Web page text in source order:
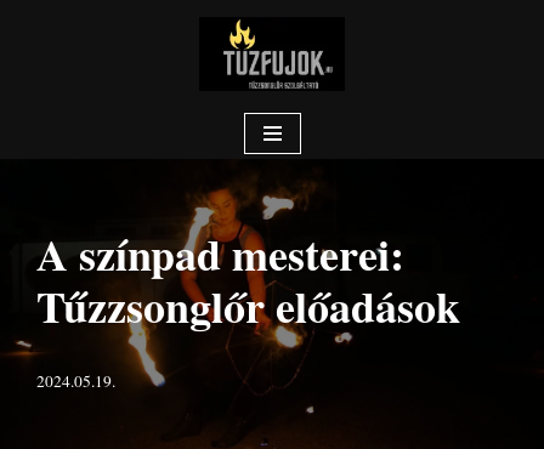
A színpad mesterei:
Tűzzsonglőr előadások
2024.05.19.